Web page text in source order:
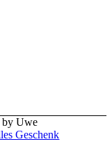
by Uwe
Geschenk